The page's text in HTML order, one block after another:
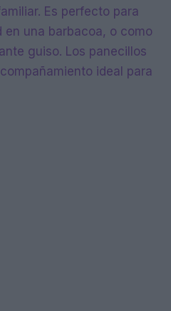
Es perfecto para
una barbacoa, o como
guiso. Los panecillos
ideal para